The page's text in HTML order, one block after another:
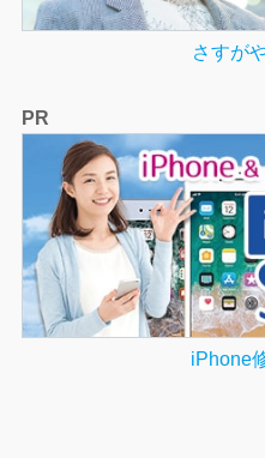
さすが
PR
iPhone